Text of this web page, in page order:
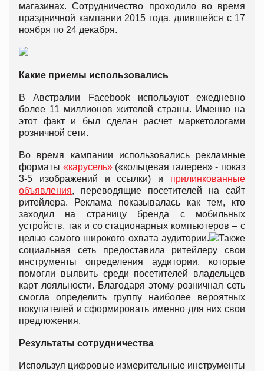
магазинах. Сотрудничество проходило во время
праздничной кампании 2015 года, длившейся с 17
ноября по 24 декабря.
Какие приемы использовались
В Австралии Facebook используют ежедневно
более 11 миллионов жителей страны. Именно на
этот факт и был сделан расчет маркетологами
розничной сети.
Во время кампании использовались рекламные
форматы «карусель»(«кольцевая галерея» - показ
3-5 изображений и ссылки) и прилинкованные
объявления, переводящие посетителей на сайт
ритейлера. Реклама показывалась как тем, кто
заходил на страницу бренда с мобильных
устройств, так и со стационарных компьютеров – с
целью самого широкого охвата аудитории.
Также
социальная сеть предоставила ритейлеру свои
инструменты определения аудитории, которые
помогли выявить среди посетителей владельцев
карт лояльности. Благодаря этому розничная сеть
смогла определить группу наиболее вероятных
покупателей и сформировать именно для них свои
предложения.
Результаты сотрудничества
Используя цифровые измерительные инструменты